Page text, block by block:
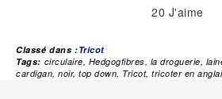
20 J'aime
Classé dans :Tricot
Tags: circulaire, Hedgogfibres , la droguerie,
cardigan, noir, top down, Tricot, tricoter en